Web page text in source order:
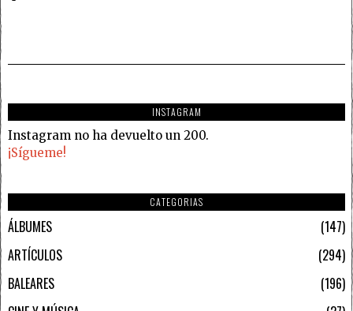
INSTAGRAM
Instagram no ha devuelto un 200.
¡Sígueme!
CATEGORIAS
ÁLBUMES
147
ARTÍCULOS
294
BALEARES
196